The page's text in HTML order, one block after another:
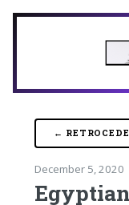
←
December 5, 2020